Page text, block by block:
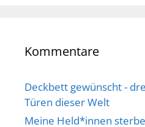
Kommentare
Deckbett gewünscht -
Türen dieser Welt
Meine Held*innen